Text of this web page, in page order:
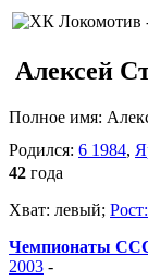
Алексей
Полное имя:
Родился: 6 1984,
42 года
Хват: левый; Рост:
Чемпионаты
2003 -